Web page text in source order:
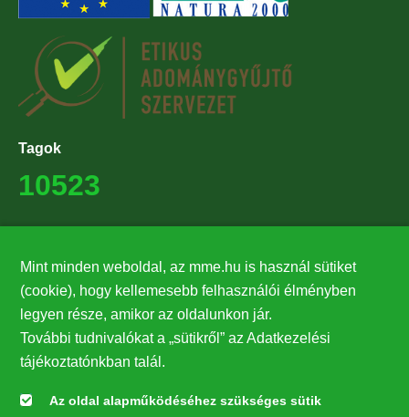
Tagok
10523
27224
Hírlevél feliratkozás
Értesüljön elsőként legfrissebb híreinkről, eseményeinkről!
Mint minden weboldal, az mme.hu is használ sütiket
(cookie), hogy kellemesebb felhasználói élményben
legyen része, amikor az oldalunkon jár.
További tudnivalókat a „sütikről” az Adatkezelési
tájékoztatónkban talál.
Az oldal alapműködéséhez szükséges sütik